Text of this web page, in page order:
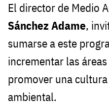
El director de Medio
Sánchez Adame,
sumarse a este
incrementar las
promover una
ambiental.